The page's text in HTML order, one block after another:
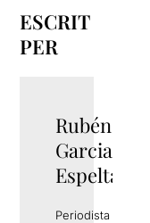
ESCRIT
PER
Rubén
Garcia
Espelta
Periodista i gestor